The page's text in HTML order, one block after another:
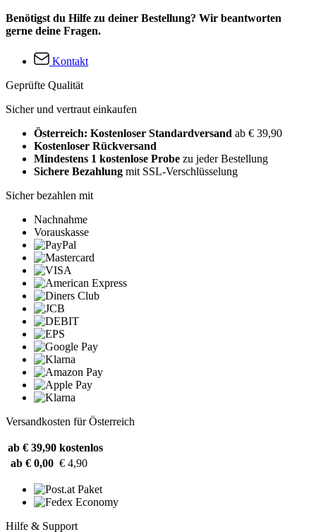
Benötigst du Hilfe zu deiner Bestellung? Wir beantworten
gerne deine Fragen.
Kontakt
Geprüfte Qualität
Sicher und vertraut einkaufen
Österreich: Kostenloser Standardversand ab € 39,90
Kostenloser Rückversand
Mindestens 1 kostenlose Probe zu jeder Bestellung
Sichere Bezahlung mit SSL-Verschlüsselung
Sicher bezahlen mit
Nachnahme
Vorauskasse
Versandkosten für Österreich
ab € 39,90 kostenlos
ab € 0,00 € 4,90
Hilfe & Support